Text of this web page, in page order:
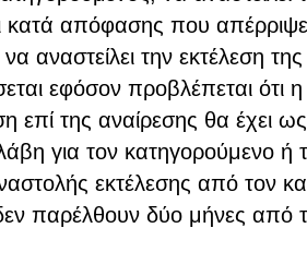
κατά απόφασης που
αναστείλει την εκτέλεση
εφόσον προβλέπεται ότι
επί της αναίρεσης θα έχει
για τον κατηγορούμενο ή
εκτέλεσης από τον
παρέλθουν δύο μήνες από